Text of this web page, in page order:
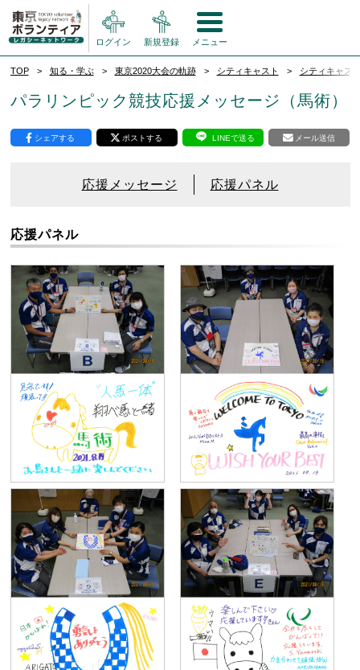
ログイン 新規登録 メニュー
TOP 知る・学ぶ 東京2020大会の軌跡 シティキャスト シティキャス
パラリンピック競技応援メッセージ（馬術）
シェアする ポストする LINEで送る メール送信
応援メッセージ 応援パネル
応援パネル